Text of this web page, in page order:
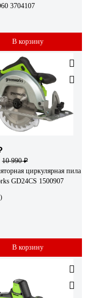
3704107
В корзину
10 990 ₽
циркулярная пила
GD24CS 1500907
В корзину